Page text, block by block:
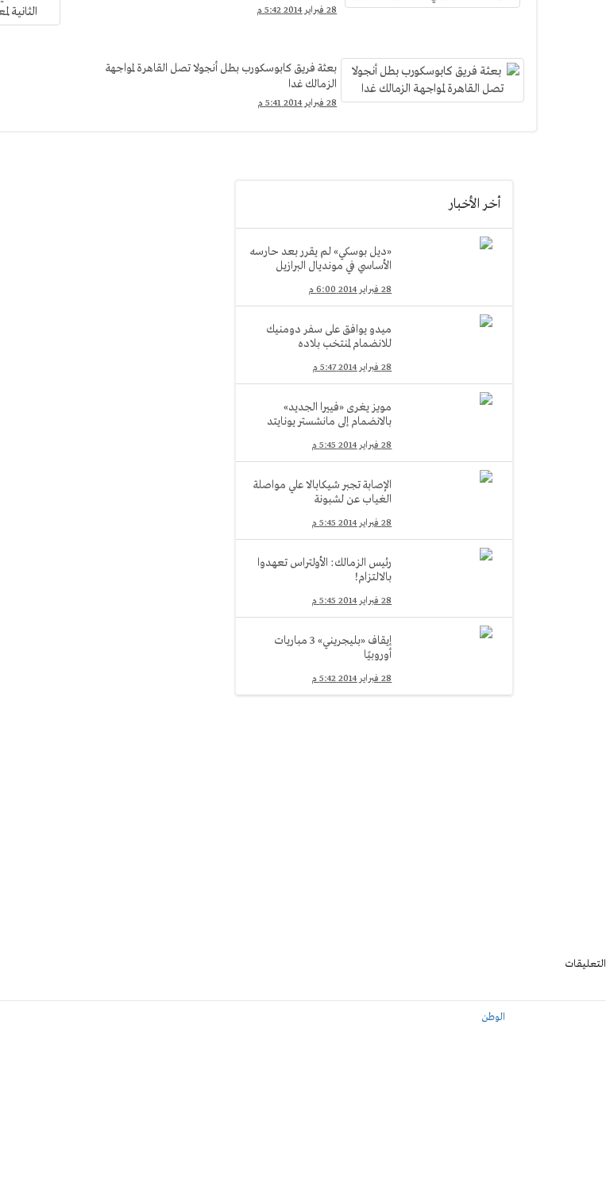
28 فبراير 2014 5:42 م
بعثة فريق كابوسكورب بطل أنجولا تصل القاهرة لمواجهة
الزمالك غدا
28 فبراير 2014 5:41 م
أخر الأخبار
«ديل بوسكي» لم يقرر بعد حارسه
الأساسي في مونديال البرازيل
28 فبراير 2014 6:00 م
ميدو يوافق على سفر دومنيك
للانضمام لمنتخب بلاده
28 فبراير 2014 5:47 م
مويز يغرى «فييرا الجديد»
بالانضمام إلى مانشستر يونايتد
28 فبراير 2014 5:45 م
الإصابة تجبر شيكابالا علي مواصلة
الغياب عن لشبونة
28 فبراير 2014 5:45 م
رئيس الزمالك: الأولتراس تعهدوا
بالالتزام!
28 فبراير 2014 5:45 م
إيقاف «بليجريني» 3 مباريات
أوروبيًا
28 فبراير 2014 5:42 م
التعليقات
الوطن